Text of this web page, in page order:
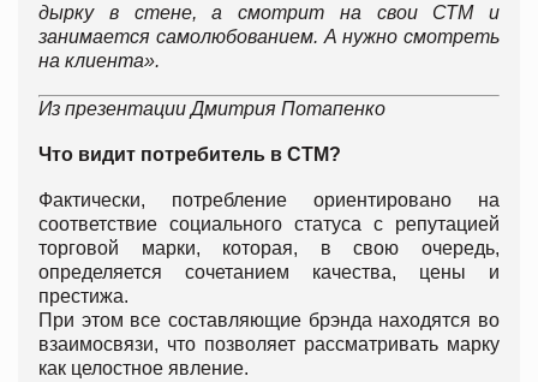
дырку в стене, а смотрит на свои СТМ и
занимается самолюбованием. А нужно смотреть
на клиента».
Из презентации Дмитрия Потапенко
Что видит потребитель в СТМ?
Фактически, потребление ориентировано на
соответствие социального статуса с репутацией
торговой марки, которая, в свою очередь,
определяется сочетанием качества, цены и
престижа.
При этом все составляющие брэнда находятся во
взаимосвязи, что позволяет рассматривать марку
как целостное явление.